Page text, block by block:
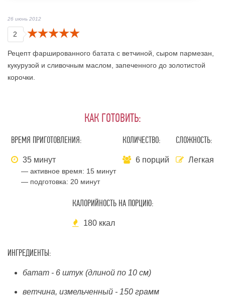
26 июнь 2012
2
Рецепт фаршированного батата с ветчиной, сыром пармезан,
кукурузой и сливочным маслом, запеченного до золотистой
корочки.
КАК ГОТОВИТЬ:
ВРЕМЯ ПРИГОТОВЛЕНИЯ:
35 минут
— активное время: 15 минут
— подготовка: 20 минут
КОЛИЧЕСТВО:
6 порций
СЛОЖНОСТЬ:
Легкая
КАЛОРИЙНОСТЬ НА ПОРЦИЮ:
180 ккал
ИНГРЕДИЕНТЫ:
батат - 6 штук (длиной по 10 см)
ветчина, измельченный - 150 грамм